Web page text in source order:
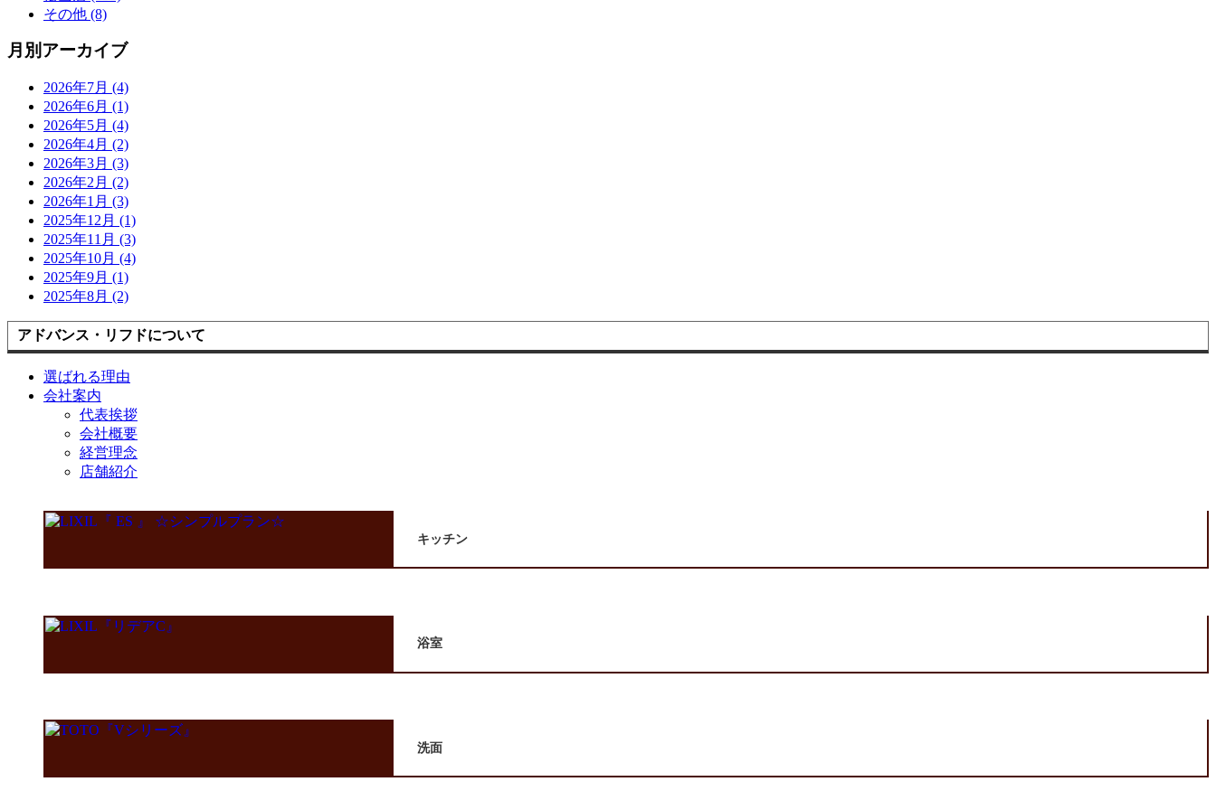
その他 (8)
月別アーカイブ
2026年7月 (4)
2026年6月 (1)
2026年5月 (4)
2026年4月 (2)
2026年3月 (3)
2026年2月 (2)
2026年1月 (3)
2025年12月 (1)
2025年11月 (3)
2025年10月 (4)
2025年9月 (1)
2025年8月 (2)
アドバンス・リフドについて
選ばれる理由
会社案内
代表挨拶
会社概要
経営理念
店舗紹介
キッチン
浴室
洗面